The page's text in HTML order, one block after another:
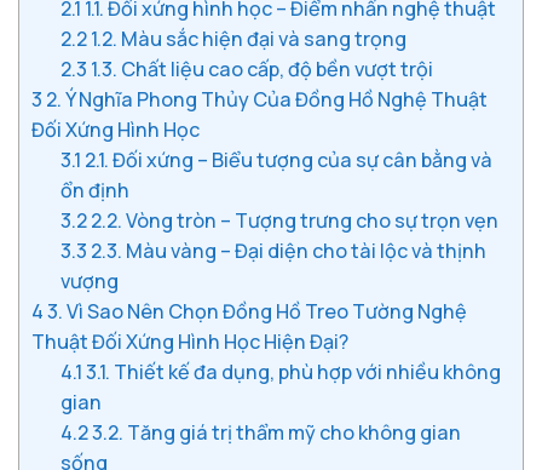
2.1 1.1. Đối xứng hình học – Điểm nhấn nghệ thuật
2.21.2. Màu sắc hiện đại và sang trọng
2.3 1.3. Chất liệu cao cấp, độ bền vượt trội
3 2. Ý Nghĩa Phong Thủy Của Đồng Hồ Nghệ Thuật
Đối Xứng Hình Học
3.1 2.1. Đối xứng – Biểu tượng của sự cân bằng và
ổn định
3.22.2. Vòng tròn – Tượng trưng cho sự trọn vẹn
3.3 2.3. Màu vàng – Đại diện cho tài lộc và thịnh
vượng
43. Vì Sao Nên Chọn Đồng Hồ Treo Tường Nghệ
Thuật Đối Xứng Hình Học Hiện Đại?
4.13.1. Thiết kế đa dụng, phù hợp với nhiều không
gian
4.23.2. Tăng giá trị thẩm mỹ cho không gian
sống